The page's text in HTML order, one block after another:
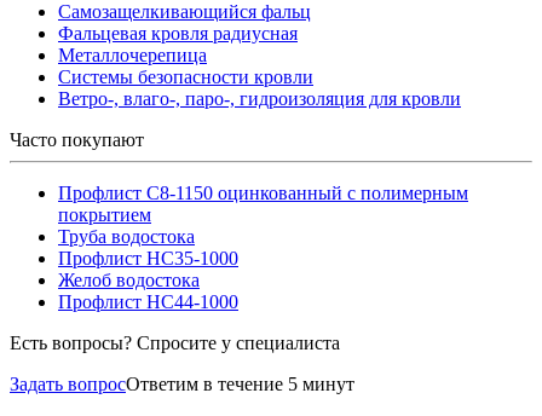
Самозащелкивающийся фальц
Фальцевая кровля радиусная
Металлочерепица
Системы безопасности кровли
Ветро-, влаго-, паро-, гидроизоляция для кровли
Часто покупают
Профлист С8-1150 оцинкованный с полимерным
покрытием
Труба водостока
Профлист НС35-1000
Желоб водостока
Профлист НС44-1000
Есть вопросы? Спросите у специалиста
Задать вопросОтветим в течение 5 минут